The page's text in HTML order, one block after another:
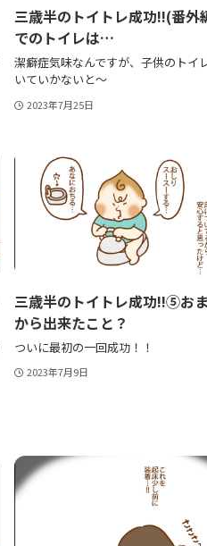
三歳半のトイトレ成功!!(番外
でのトイレは…
潔癖症気味なんですが、子供のトイ
いていかないと〜
2023年7月25日
三歳半のトイトレ成功!!⑤お
から出来たこと？
ついに最初の一回成功！！
2023年7月9日